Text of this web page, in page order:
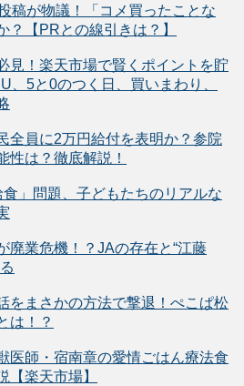
稿が物議！「コメ買ったことな
？【PRとの線引きは？】
見！楽天市場で賢くポイントを貯
、5と0のつく日、買いまわり、
全員に2万円給付を表明か？参院
性は？徹底解説！
」問題、子どもたちのリアルな
廃業危機！？JAの存在と“江藤
をまさかの方法で撃退！ぺこぱ松
は！？
医師・宿南章の愛情ごはん療法食
【楽天市場】